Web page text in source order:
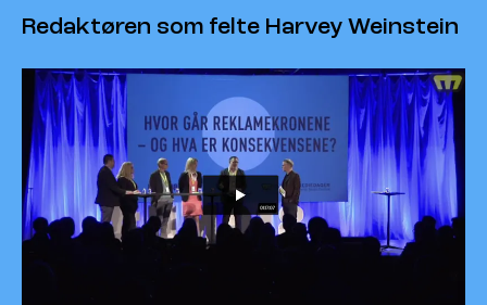
Redaktøren som felte Harvey Weinstein